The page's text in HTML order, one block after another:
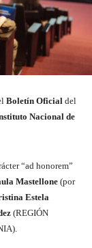
Boletín Oficial del
Nacional de
“ad honorem”
Mastellone(por
Estela
(REGIÓN